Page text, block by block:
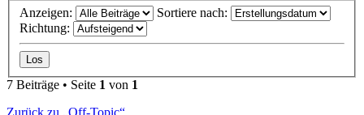
Anzeigen:
Sortiere nach:
Richtung:
7 Beiträge • Seite 1 von 1
Zurück zu „Off-Topic“